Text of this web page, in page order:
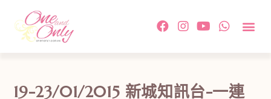
19-23/01/2015 新城知訊台-一連